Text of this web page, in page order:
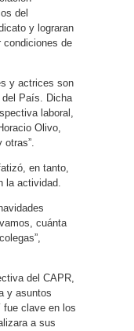
del
y lograran
condiciones de
y actrices son
País. Dicha
laboral,
Olivo,
otras”.
en tanto,
la actividad.
cuánta
del CAPR,
y asuntos
fue clave en los
a sus